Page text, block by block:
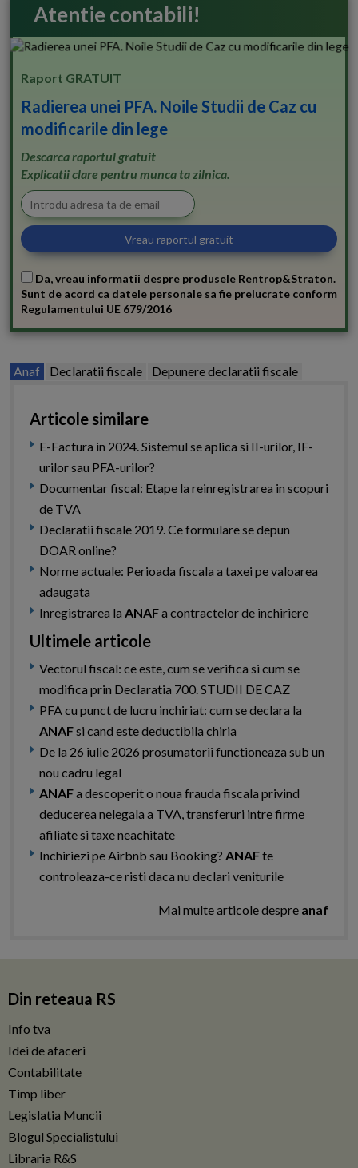
Atentie contabili!
Raport GRATUIT
Radierea unei PFA. Noile Studii de Caz cu
modificarile din lege
Descarca raportul gratuit
Explicatii clare pentru munca ta zilnica.
Da, vreau informatii despre produsele Rentrop&Straton.
Sunt de acord ca datele personale sa fie prelucrate conform
Regulamentului UE 679/2016
Anaf Declaratii fiscale Depunere declaratii fiscale
Articole similare
E-Factura in 2024. Sistemul se aplica si II-urilor, IF-
urilor sau PFA-urilor?
Documentar fiscal: Etape la reinregistrarea in scopuri
de TVA
Declaratii fiscale 2019. Ce formulare se depun
DOAR online?
Norme actuale: Perioada fiscala a taxei pe valoarea
adaugata
Inregistrarea la ANAFa contractelor de inchiriere
Ultimele articole
Vectorul fiscal: ce este, cum se verifica si cum se
modifica prin Declaratia 700. STUDII DE CAZ
PFA cu punct de lucru inchiriat: cum se declara la
ANAFsi cand este deductibila chiria
De la 26 iulie 2026 prosumatorii functioneaza sub un
nou cadru legal
ANAFa descoperit o noua frauda fiscala privind
deducerea nelegala a TVA, transferuri intre firme
afiliate si taxe neachitate
Inchiriezi pe Airbnb sau Booking? ANAFte
controleaza-ce risti daca nu declari veniturile
Mai multe articole despre anaf
Din reteaua RS
Info tva
Idei de afaceri
Contabilitate
Timp liber
Legislatia Muncii
Blogul Specialistului
Libraria R&S